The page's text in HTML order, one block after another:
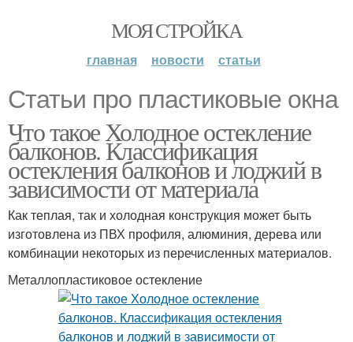
МОЯ СТРОЙКА
главная новости статьи
Статьи про пластиковые окна
Что такое Холодное остекление
балконов. Классификация
остекления балконов и лоджий в
зависимости от материала
Как теплая, так и холодная конструкция может быть
изготовлена из ПВХ профиля, алюминия, дерева или
комбинации некоторых из перечисленных материалов.
Металлопластиковое остекление